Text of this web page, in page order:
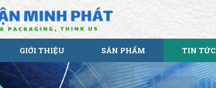
GIỚI THIỆU SẢN PHẨM TIN TỨC